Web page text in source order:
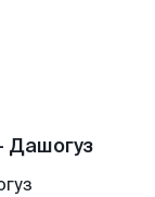
Дашогуз